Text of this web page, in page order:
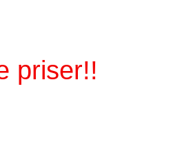
priser!!